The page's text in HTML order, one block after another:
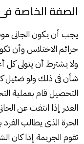
الصفة الخاصة
يجب أن يكون الجانى
جرائم الاختلاس وأن
ولا يشترط أن يتولى
شأن فى ذلك ولو
التحصيل قام بعملية
الغدر إذا انتفت عن
الحرة الذى يطالب
تقوم الجريمة إذا كان